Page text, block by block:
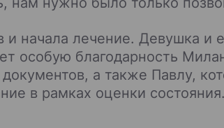
начала лечение. Девушка и
особую благодарность
а также Павлу,
в рамках оценки